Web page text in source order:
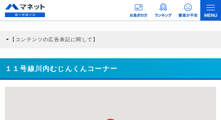
【コンテンツの広告表記に関して】
商品を根拠なくPRするものではなく、当編集部の調査／ユーザーへの口コミ収集な
どに基づき、公平性を担保した情報提供を行っています。
>提携企業一覧
１１号線川内むじんくんコーナー